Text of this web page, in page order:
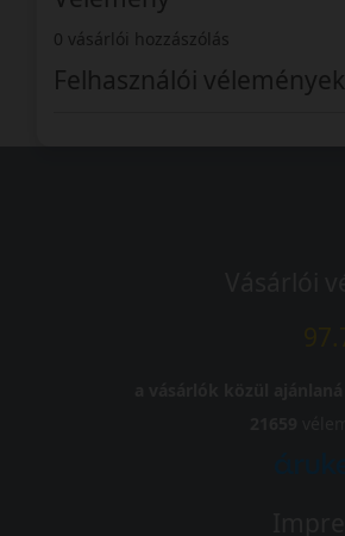
0 vásárlói hozzászólás
Felhasználói vélemények